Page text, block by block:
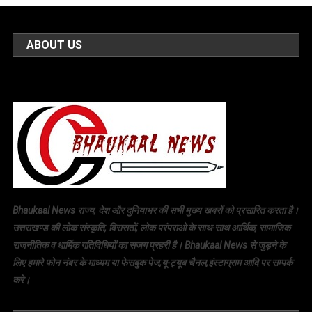
ABOUT US
Bhaukaal News राज्य, देश और दुनियाभर की सभी मुख्य खबरों को प्रसारित करता है।
उत्तराखण्ड की लोक संस्कृति, विरासतों, लोक परंपराओ के साथ-साथ आर्थिक, सामाजिक
राजनीतिक व धार्मिक गतिविधियों का सजग प्रहरी है। Bhaukaal News से जुड़ने के
लिए हमारे फोन नंबर के माध्यम या फेसबुक पेज,यू-ट्यूब चैनल,इंस्टाग्राम आदि पर सम्पर्क
करे।